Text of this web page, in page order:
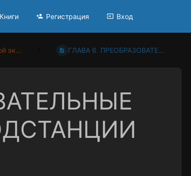
Книги Регистрация Вход
эк... ГЛАВА 6. ПРЕОБРАЗОВАТЕ...